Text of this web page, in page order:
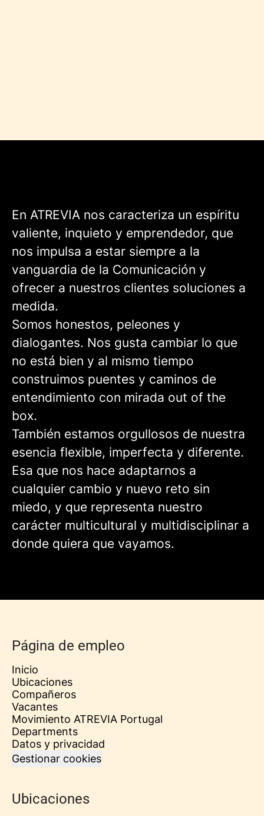
En ATREVIA nos caracteriza un espíritu
valiente, inquieto y emprendedor, que
nos impulsa a estar siempre a la
vanguardia de la Comunicación y
ofrecer a nuestros clientes soluciones a
medida.
Somos honestos, peleones y
dialogantes. Nos gusta cambiar lo que
no está bien y al mismo tiempo
construimos puentes y caminos de
entendimiento con mirada out of the
box.
También estamos orgullosos de nuestra
esencia flexible, imperfecta y diferente.
Esa que nos hace adaptarnos a
cualquier cambio y nuevo reto sin
miedo, y que representa nuestro
carácter multicultural y multidisciplinar a
donde quiera que vayamos.
Página de empleo
Inicio
Ubicaciones
Compañeros
Vacantes
Movimiento ATREVIA Portugal
Departments
Datos y privacidad
Gestionar cookies
Ubicaciones